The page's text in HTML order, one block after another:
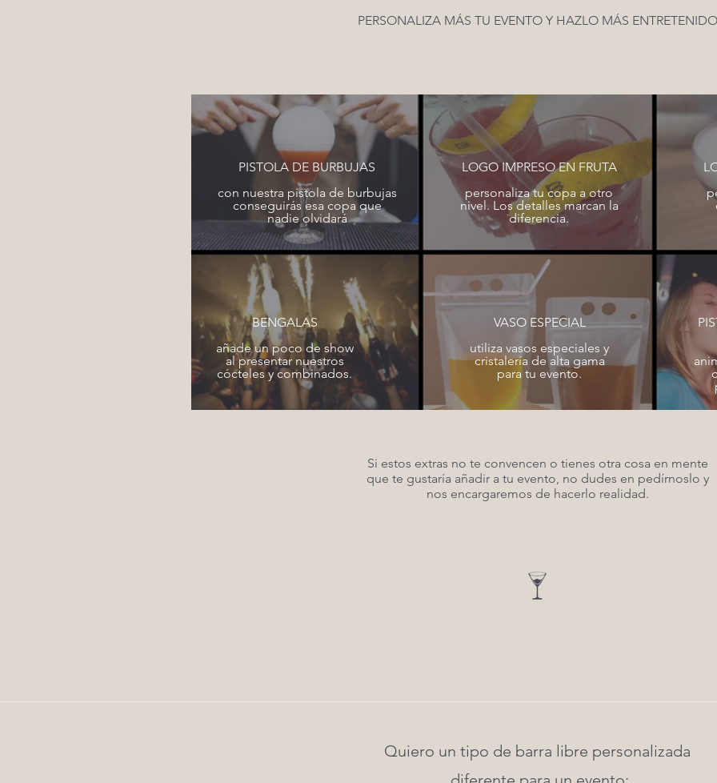
PERSONALIZA MÁS TU EVENTO Y HAZLO MÁS ENTRETENIDO
LOGO IMPRESO EN FRUTA
personaliza tu copa a otro
nivel. Los detalles marcan la
diferencia.
PISTOLA DE BURBUJAS
con nuestra pistola de burbujas
conseguirás esa copa que
nadie olvidará
VASO ESPECIAL
utiliza vasos especiales y
cristalería de alta gama
para tu evento.
BENGALAS
añade un poco de show
al presentar nuestros
cócteles y combinados.
Si estos extras no te convencen o tienes otra cosa en mente
que te gustaría añadir a tu evento, no dudes en pedírnoslo y
nos encargaremos de hacerlo realidad.
Quiero un tipo de barra libre personalizada